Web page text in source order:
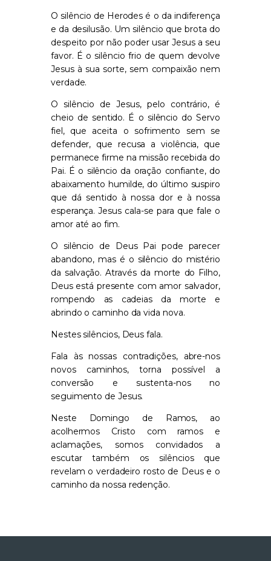
O silêncio de Herodes é o da indiferença
e da desilusão. Um silêncio que brota do
despeito por não poder usar Jesus a seu
favor. É o silêncio frio de quem devolve
Jesus à sua sorte, sem compaixão nem
verdade.
O silêncio de Jesus, pelo contrário, é
cheio de sentido. É o silêncio do Servo
fiel, que aceita o sofrimento sem se
defender, que recusa a violência, que
permanece firme na missão recebida do
Pai. É o silêncio da oração confiante, do
abaixamento humilde, do último suspiro
que dá sentido à nossa dor e à nossa
esperança. Jesus cala-se para que fale o
amor até ao fim.
O silêncio de Deus Pai pode parecer
abandono, mas é o silêncio do mistério
da salvação. Através da morte do Filho,
Deus está presente com amor salvador,
rompendo as cadeias da morte e
abrindo o caminho da vida nova.
Nestes silêncios, Deus fala.
Fala às nossas contradições, abre-nos
novos caminhos, torna possível a
conversão e sustenta-nos no
seguimento de Jesus.
Neste Domingo de Ramos, ao
acolhermos Cristo com ramos e
aclamações, somos convidados a
escutar também os silêncios que
revelam o verdadeiro rosto de Deus e o
caminho da nossa redenção.